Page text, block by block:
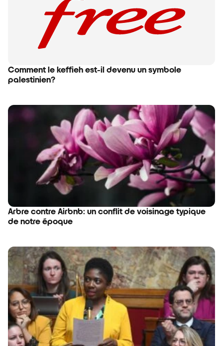
Comment le keffieh est-il devenu un symbole
palestinien?
Arbre contre Airbnb: un conflit de voisinage typique
de notre époque